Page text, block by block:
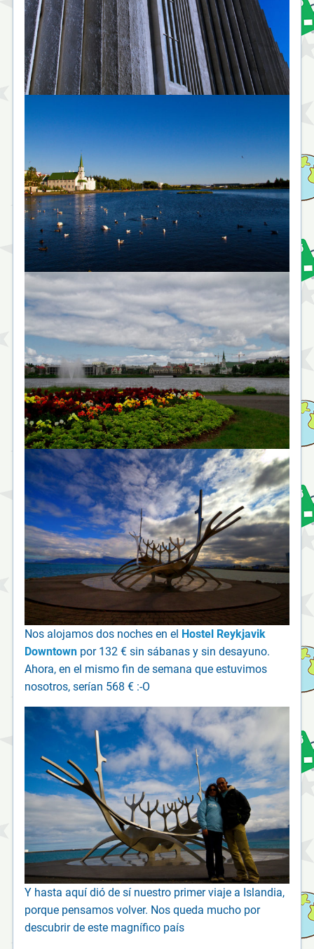
Nos alojamos dos noches en el Hostel Reykjavik
Downtown por 132 € sin sábanas y sin desayuno.
Ahora, en el mismo fin de semana que estuvimos
nosotros, serían 568 € :-O
Y hasta aquí dió de sí nuestro primer viaje a Islandia,
porque pensamos volver. Nos queda mucho por
descubrir de este magnífico país